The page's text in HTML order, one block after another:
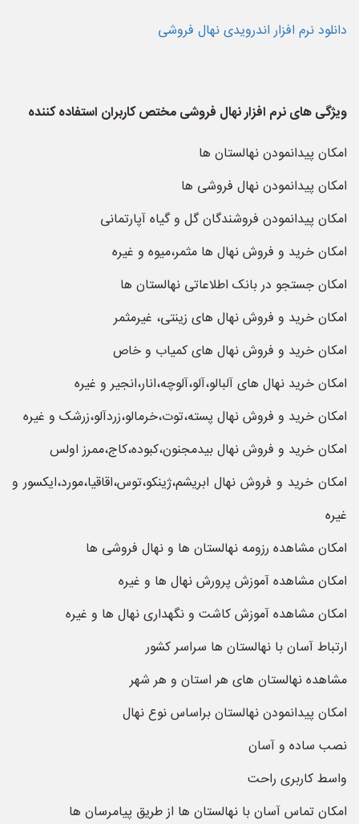
دانلود نرم افزار اندرویدی نهال فروشی
ویژگی های نرم افزار نهال فروشی مختص کاربران استفاده کننده
امکان پیدانمودن نهالستان ها
امکان پیدانمودن نهال فروشی ها
امکان پیدانمودن فروشندگان گل و گیاه آپارتمانی
امکان خرید و فروش نهال ها مثمر،میوه و غیره
امکان جستجو در بانک اطلاعاتی نهالستان ها
امکان خرید و فروش نهال های زینتی، غیرمثمر
امکان خرید و فروش نهال های کمیاب و خاص
امکان خرید نهال های آلبالو،آلو،آلوچه،انار،انجیر و غیره
امکان خرید و فروش نهال پسته،توت،خرمالو،زردآلو،زرشک و غیره
امکان خرید و فروش نهال بیدمجنون،کبوده،کاج،ممرز اولس
امکان خرید و فروش نهال ابریشم،ژینکو،توس،اقاقیا،مورد،ایکسور و
غیره
امکان مشاهده رزومه نهالستان ها و نهال فروشی ها
امکان مشاهده آموزش پرورش نهال ها و غیره
امکان مشاهده آموزش کاشت و نگهداری نهال ها و غیره
ارتباط آسان با نهالستان ها سراسر کشور
مشاهده نهالستان های هر استان و هر شهر
امکان پیدانمودن نهالستان براساس نوع نهال
نصب ساده و آسان
واسط کاربری راحت
امکان تماس آسان با نهالستان ها از طریق پیامرسان ها